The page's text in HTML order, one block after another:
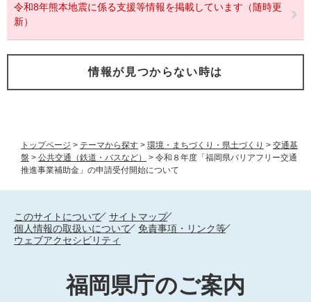
トップページ > テーマから探す > 環境・まちづくり・県土づくり > 交通基
盤 > 公共交通（鉄道・バスなど） > 令和８年度「福岡県バリアフリー交通
推進事業補助金」の申請受付開始について
令和8年熊本地震に係る支援等情報を掲載しています（随時更
新）
情報が見つからない時は
このサイトについて
サイトマップ
個人情報の取扱いについて
免責事項・リンク等
ウェブアクセシビリティ
福岡県庁のご案内